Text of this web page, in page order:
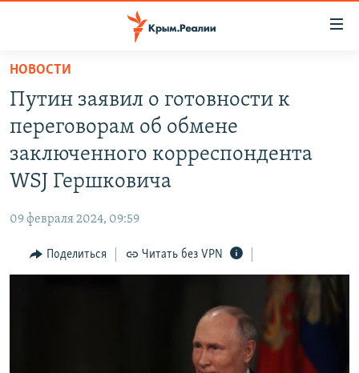
Вернуться
основному
содержанию
Вернутся
главной
Вернутся
поиску
СПЕЦПРОЕКТЫ
КАРТА ВОЕННЫХ ОБЪЕКТОВ КРЫМА
ВОДА
ИСТОРИЯ
ИНТЕРАКТИВ
ИНФОГРАФИКА
РАДІО СВОБОДА
КАК ОБОЙТИ БЛОКИРОВКУ
НОВОСТИ
Путин заявил о готовности к
переговорам об обмене
заключенного корреспондента
WSJ Гершковича
09 февраля 2024, 09:59
Поделиться Читать без VPN